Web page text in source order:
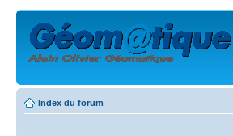
Index du forum